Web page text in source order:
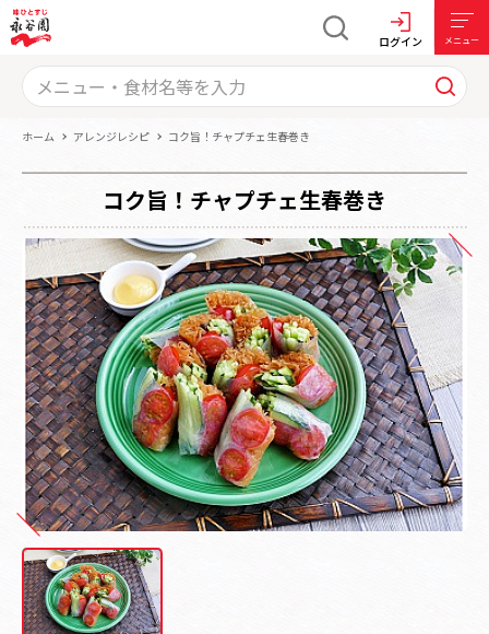
ログイン メニュー
ホーム アレンジレシピ コク旨！チャプチェ生春巻き
コク旨！チャプチェ生春巻き